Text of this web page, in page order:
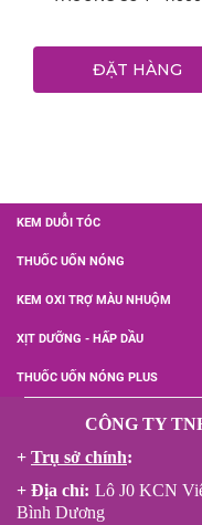
ĐẶT HÀNG
KEM DUỖI TÓC
THUỐC UỐN NÓNG
KEM OXI TRỢ MÀU NHUỘM
XỊT DƯỠNG - HẤP DẦU
THUỐC UỐN NÓNG PLUS
CÔNG TY
+ Trụ sở chính:
+ Địa chỉ: Lô J0 KCN
Bình Dương